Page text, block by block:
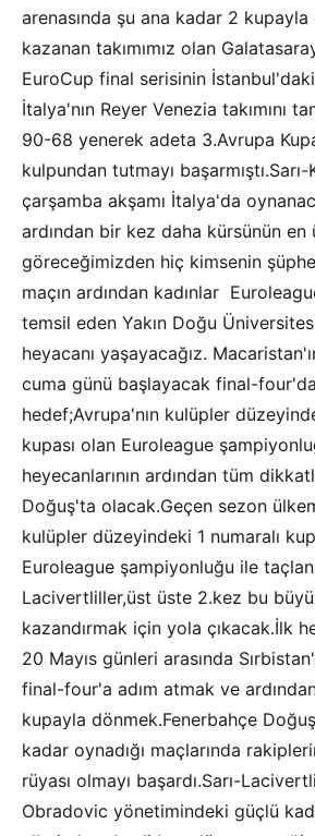
arenasında şu ana kadar 2
kazanan takımımız olan
EuroCup final serisinin
İtalya'nın Reyer Venezia takımını
90-68 yenerek adeta 3.Avrupa
kulpundan tutmayı başarmıştı.Sarı-
çarşamba akşamı İtalya'da
ardından bir kez daha kürsünün en
göreceğimizden hiç kimsenin
maçın ardından kadınlar
temsil eden Yakın Doğu
heyacanı yaşayacağız.
cuma günü başlayacak final-
hedef;Avrupa'nın kulüpler
kupası olan Euroleague
heyecanlarının ardından tüm
Doğuş'ta olacak.Geçen sezon
kulüpler düzeyindeki 1 numaralı
Euroleague şampiyonluğu ile
Lacivertliller,üst üste 2.kez bu
kazandırmak için yola çıkacak.İlk
20 Mayıs günleri arasında
final-four'a adım atmak ve
kupayla dönmek.Fenerbahçe
kadar oynadığı maçlarında
rüyası olmayı başardı.Sarı-
Obradovic yönetimindeki güçlü